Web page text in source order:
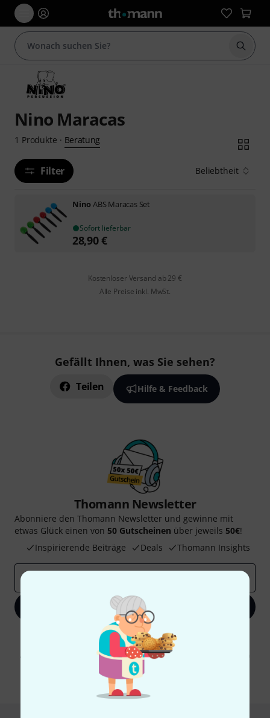
Suche
Nino Maracas
1 Produkte · Beratung
Filter Beliebtheit
NinoABS Maracas Set
Sofort lieferbar
28,90€
Kostenloser Versand ab 29 €
Alle Preise inkl. MwSt.
Gefällt Ihnen, was Sie sehen?
Teilen Hilfe & Feedback
Thomann Newsletter
Abonniere den Thomann Newsletter und gewinne mit
etwas Glück einen von 50 Gutscheinen über jeweils 50€!
Inspirierende Beiträge
Deals Thomann Insights
Jetzt anmelden
Mit Klick auf „Jetzt anmelden“ stimmen Sie dem Erhalt von E-Mail-
Werbung und einer Messung des E-Mail-Nutzungsverhaltens zu. Die
Abmeldung ist jederzeit möglich. Weitere Informationen finden Sie in
Datenschutzhinweisen
* Pflichtfeld